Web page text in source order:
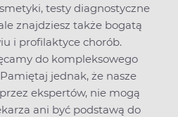
testy diagnostyczne
znajdziesz także bogatą
i profilaktyce chorób.
do kompleksowego
jednak, że nasze
ekspertów, nie mogą
ani być podstawą do